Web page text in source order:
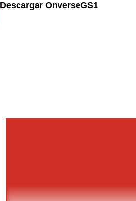
Descargar OnverseGS1